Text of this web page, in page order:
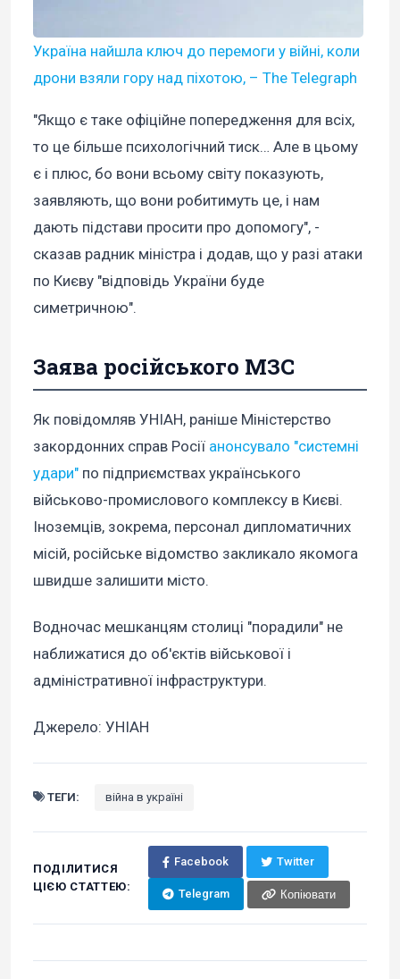
Україна найшла ключ до перемоги у війні, коли
дрони взяли гору над піхотою, – The Telegraph
"Якщо є таке офіційне попередження для всіх,
то це більше психологічний тиск… Але в цьому
є і плюс, бо вони всьому світу показують,
заявляють, що вони робитимуть це, і нам
дають підстави просити про допомогу", -
сказав радник міністра і додав, що у разі атаки
по Києву "відповідь України буде
симетричною".
Заява російського МЗС
Як повідомляв УНІАН, раніше Міністерство
закордонних справ Росії анонсувало "системні
удари" по підприємствах українського
військово-промислового комплексу в Києві.
Іноземців, зокрема, персонал дипломатичних
місій, російське відомство закликало якомога
швидше залишити місто.
Водночас мешканцям столиці "порадили" не
наближатися до об'єктів військової і
адміністративної інфраструктури.
Джерело: УНІАН
ТЕГИ: війна в україні
ПОДІЛИТИСЯ
ЦІЄЮ СТАТТЕЮ:
Facebook Twitter
Telegram Копіювати